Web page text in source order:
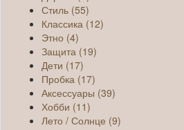
Стиль (55)
Классика (12)
Этно (4)
Защита (19)
Дети (17)
Пробка (17)
Аксессуары (39)
Хобби (11)
Лето / Солнце (9)